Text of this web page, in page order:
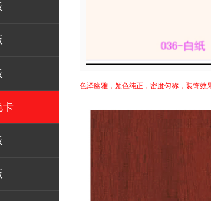
卡
色泽幽雅，颜色纯正，密度匀称，装饰效